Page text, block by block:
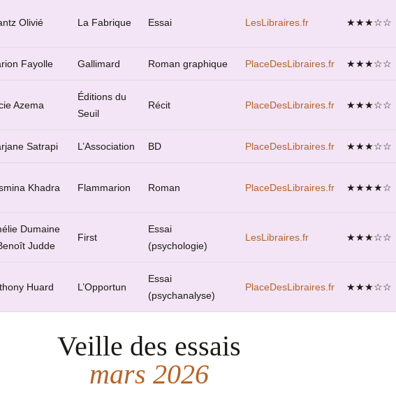
Olivié La Fabrique Essai LesLibraires.fr ★★★☆☆
Fayolle Gallimard Roman graphique PlaceDesLibraires.fr ★★★☆☆
Azema
Éditions du
Seuil
Récit PlaceDesLibraires.fr ★★★☆☆
Satrapi L’Association BD PlaceDesLibraires.fr ★★★☆☆
Khadra Flammarion Roman PlaceDesLibraires.fr ★★★★☆
Dumaine
Judde
First
Essai
(psychologie)
LesLibraires.fr ★★★☆☆
Huard L’Opportun
Essai
(psychanalyse)
PlaceDesLibraires.fr ★★★☆☆
Veille des essais
mars 2026